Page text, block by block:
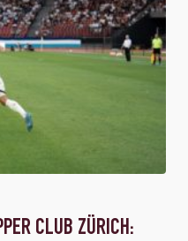
CLUB ZÜRICH: